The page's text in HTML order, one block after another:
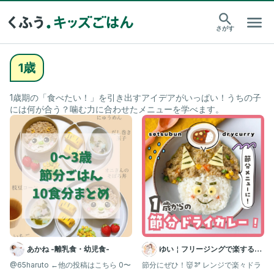
さがす
1歳
1歳期の「食べたい！」を引き出すアイデアがいっぱい！うちの子
には何が合う？噛む力に合わせたメニューを学べます。
あかね -離乳食・幼児食-
@65haruto ←他の投稿はこちら 0〜
ゆい￤フリージングで楽する離
乳食 幼児食 | 簡単作りおき
節分にぜひ！👹🫘 レンジで楽々ドラ